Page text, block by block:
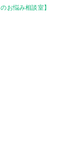
お悩み相談室】